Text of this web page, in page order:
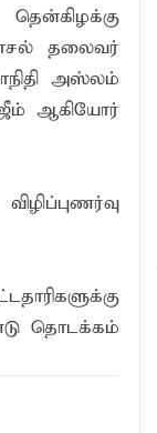
தலைவர்
அஸ்லம்
ஆகியோர்
தொடக்கம்